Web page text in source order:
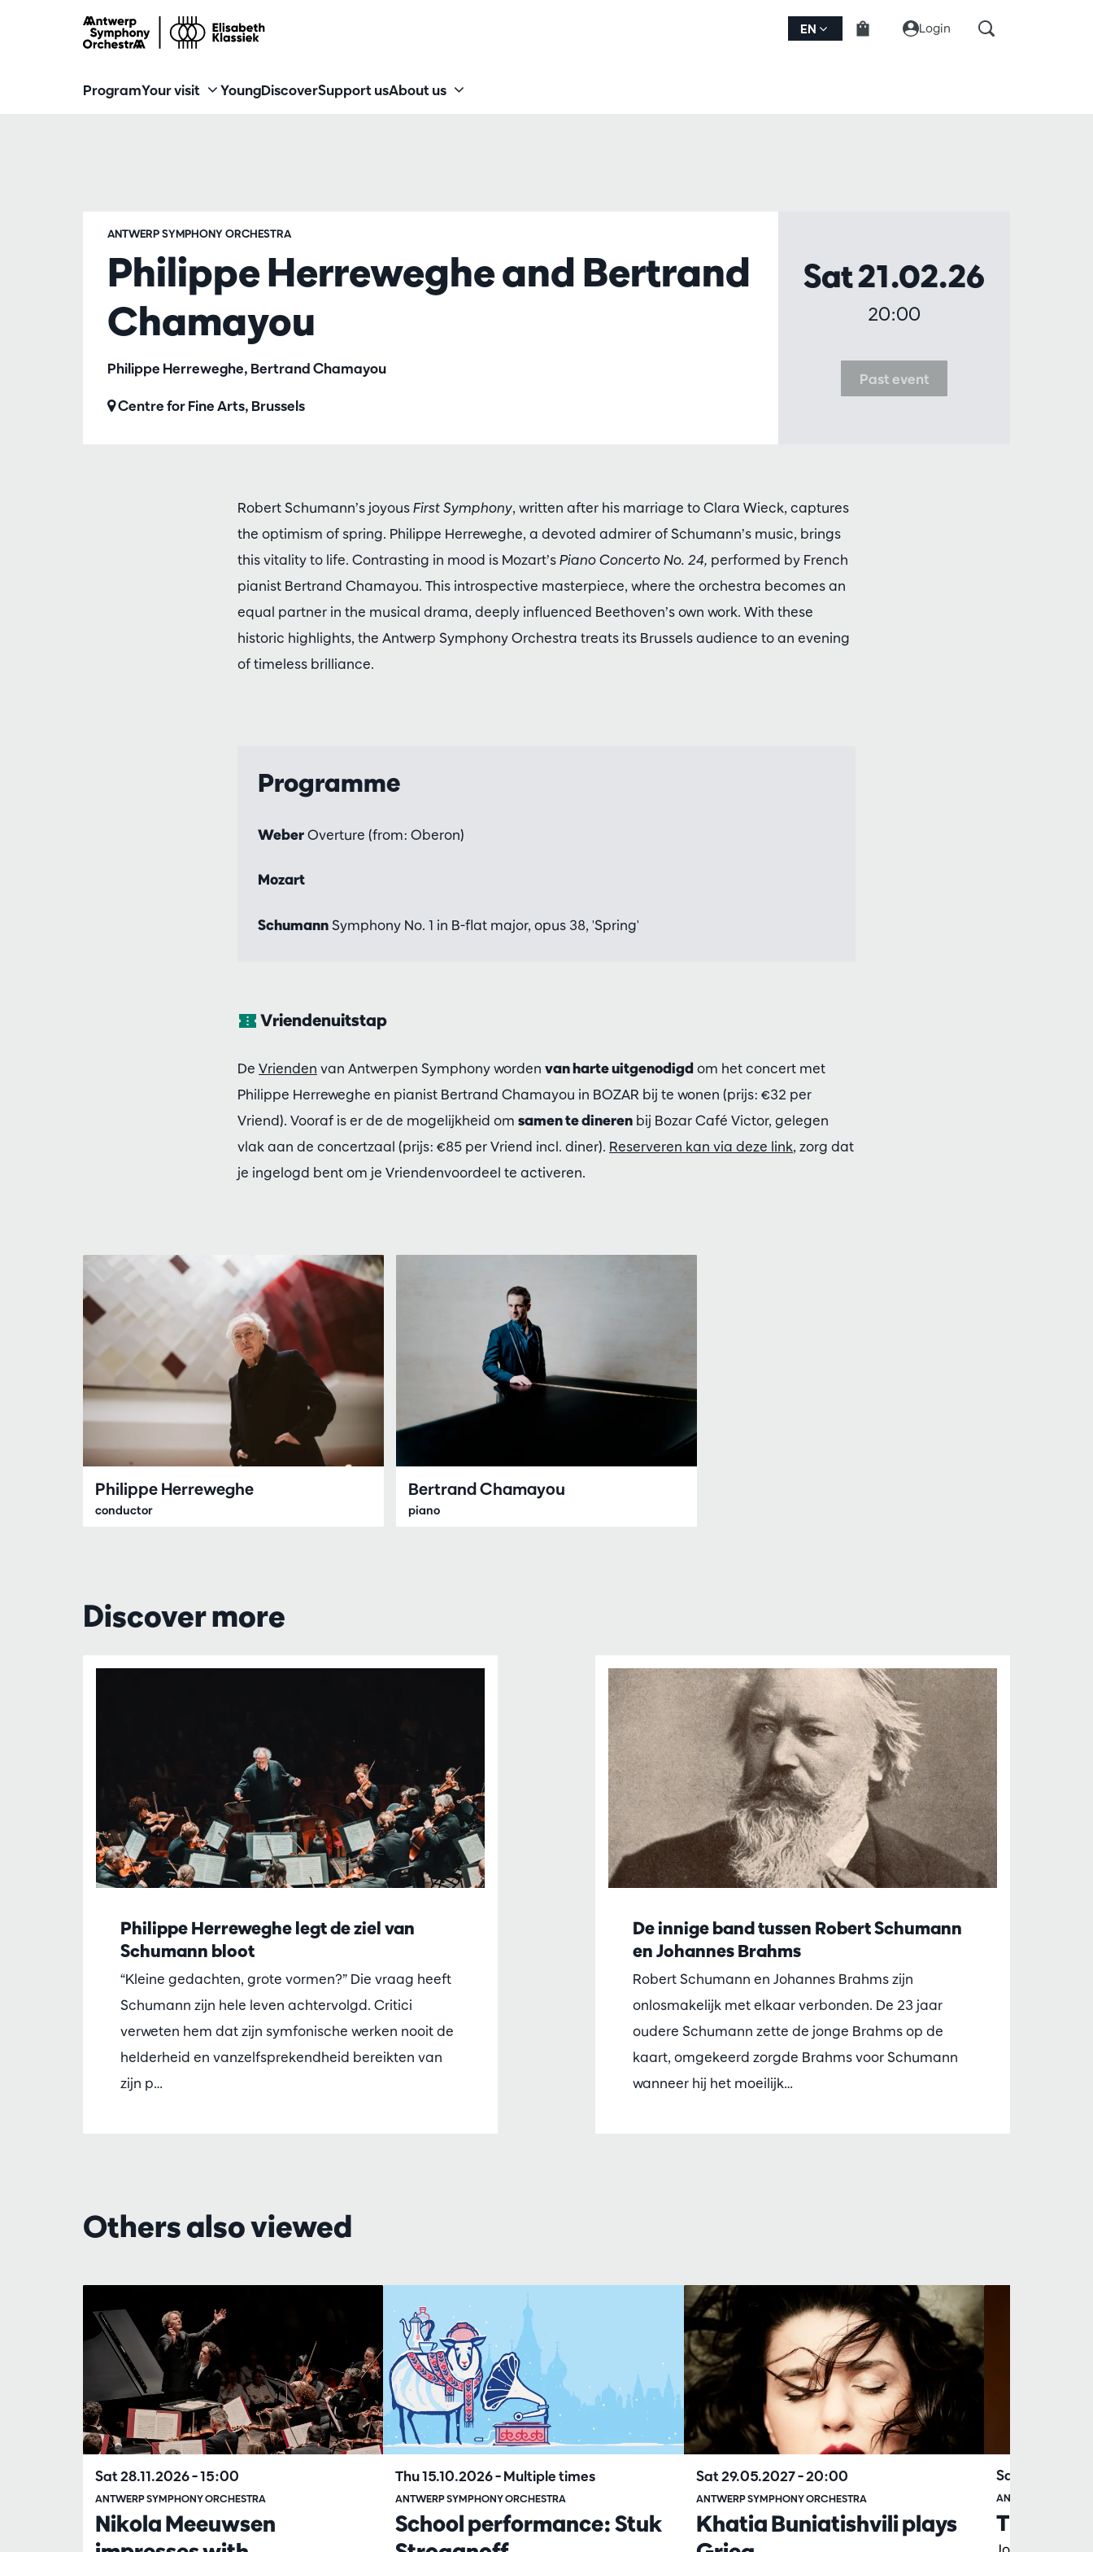
EN Login
ProgramYour visit YoungDiscoverSupport usAbout us
Philippe Herreweghe and Bertrand
Chamayou
Philippe Herreweghe, Bertrand Chamayou
ANTWERP SYMPHONY ORCHESTRA
Centre for Fine Arts, Brussels
Sat 21.02.26
20:00
Past event
Robert Schumann’s joyousFirst Symphony, written after his marriage to Clara Wieck, captures
the optimism of spring. Philippe Herreweghe, a devoted admirer of Schumann’s music, brings
this vitality to life. Contrasting in mood is Mozart’sPiano Concerto No. 24, performed by French
pianist Bertrand Chamayou. This introspective masterpiece, where the orchestra becomes an
equal partner in the musical drama, deeply influenced Beethoven’s own work. With these
historic highlights, the Antwerp Symphony Orchestra treats its Brussels audience to an evening
of timeless brilliance.
Programme
WeberOverture (from: Oberon)
Mozart
SchumannSymphony No. 1 in B-flat major, opus 38, 'Spring'
Vriendenuitstap
De Vrienden van Antwerpen Symphony worden van harte uitgenodigd om het concert met
Philippe Herreweghe en pianist Bertrand Chamayou in BOZAR bij te wonen (prijs: €32 per
Vriend). Vooraf is er de de mogelijkheid om samen te dineren bij Bozar Café Victor, gelegen
vlak aan de concertzaal (prijs: €85 per Vriend incl. diner). Reserveren kan via deze link, zorg dat
je ingelogd bent om je Vriendenvoordeel te activeren.
Philippe Herreweghe
conductor
Bertrand Chamayou
piano
Discover more
Philippe Herreweghe legt de ziel van
Schumann bloot
“Kleine gedachten, grote vormen?” Die vraag heeft
Schumann zijn hele leven achtervolgd. Critici
verweten hem dat zijn symfonische werken nooit de
helderheid en vanzelfsprekendheid bereikten van
zijn p…
De innige band tussen Robert Schumann
en Johannes Brahms
Robert Schumann en Johannes Brahms zijn
onlosmakelijk met elkaar verbonden. De 23 jaar
oudere Schumann zette de jonge Brahms op de
kaart, omgekeerd zorgde Brahms voor Schumann
wanneer hij het moeilijk…
Others also viewed
Nikola Meeuwsen
ANTWERP SYMPHONY ORCHESTRA
Sat 28.11.2026– 15:00
School performance: Stuk
ANTWERP SYMPHONY ORCHESTRA
Thu 15.10.2026– Multiple times
Khatia Buniatishvili plays
ANTWERP SYMPHONY ORCHESTRA
Sat 29.05.2027– 20:00
The St
ANTWERP
Sat